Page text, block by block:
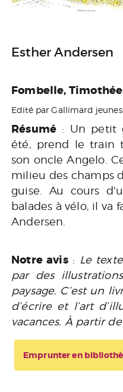
Esther Andersen
Fombelle,
Edité par Gallimard
Résumé : Un petit
été, prend le train
son oncle Angelo.
milieu des champs
guise. Au cours
balades à vélo, il va
Andersen.
Notre avis: Le
par des
paysage. C’est un
d’écrire et l’art
vacances. À partir
Emprunter en